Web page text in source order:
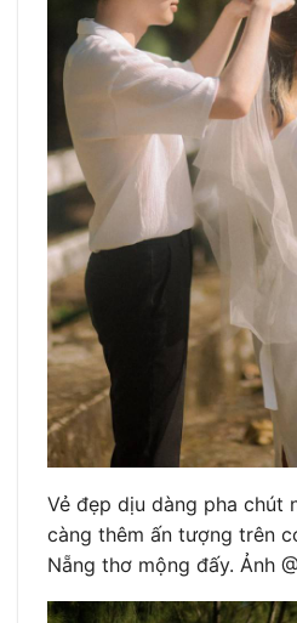
Vẻ đẹp dịu dàng pha chút
càng thêm ấn tượng trên
Nẵng thơ mộng đấy. Ảnh